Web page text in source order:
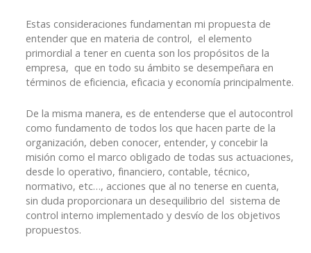
Estas consideraciones fundamentan mi propuesta de
entender que en materia de control, el elemento
primordial a tener en cuenta son los propósitos de la
empresa, que en todo su ámbito se desempeñara en
términos de eficiencia, eficacia y economía principalmente.
De la misma manera, es de entenderse que el autocontrol
como fundamento de todos los que hacen parte de la
organización, deben conocer, entender, y concebir la
misión como el marco obligado de todas sus actuaciones,
desde lo operativo, financiero, contable, técnico,
normativo, etc…, acciones que al no tenerse en cuenta,
sin duda proporcionara un desequilibrio del sistema de
control interno implementado y desvío de los objetivos
propuestos.